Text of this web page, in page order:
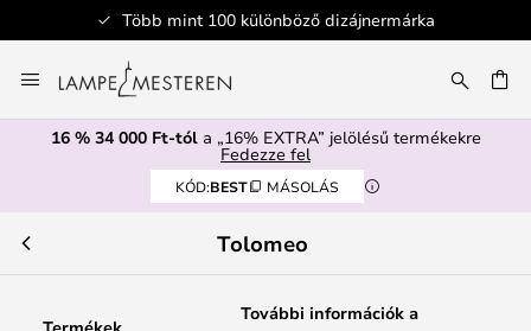
Több mint 100 különböző dizájnermárka
a
tartalomhoz
16 % 34 000 Ft-tóla „16% EXTRA” jelölésű termékekre
Fedezze fel
KÓD:BEST MÁSOLÁS
Tolomeo
További információk a